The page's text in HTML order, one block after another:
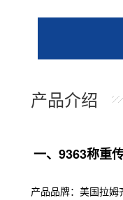
产品介绍
一、9363称重
产品品牌： 美国拉姆